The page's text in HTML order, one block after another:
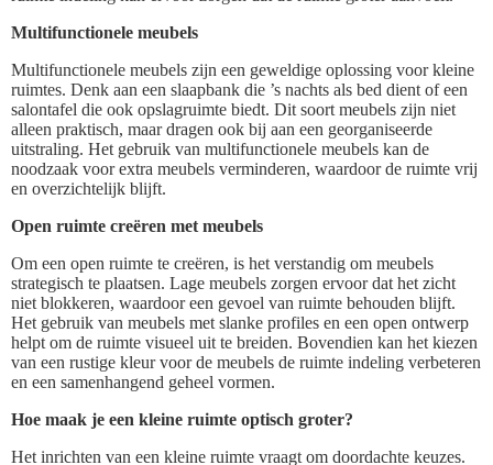
Multifunctionele meubels
Multifunctionele meubels zijn een geweldige oplossing voor kleine
ruimtes. Denk aan een slaapbank die ’s nachts als bed dient of een
salontafel die ook opslagruimte biedt. Dit soort meubels zijn niet
alleen praktisch, maar dragen ook bij aan een georganiseerde
uitstraling. Het gebruik van multifunctionele meubels kan de
noodzaak voor extra meubels verminderen, waardoor de ruimte vrij
en overzichtelijk blijft.
Open ruimte creëren met meubels
Om een open ruimte te creëren, is het verstandig om meubels
strategisch te plaatsen. Lage meubels zorgen ervoor dat het zicht
niet blokkeren, waardoor een gevoel van ruimte behouden blijft.
Het gebruik van meubels met slanke profiles en een open ontwerp
helpt om de ruimte visueel uit te breiden. Bovendien kan het kiezen
van een rustige kleur voor de meubels de ruimte indeling verbeteren
en een samenhangend geheel vormen.
Hoe maak je een kleine ruimte optisch groter?
Het inrichten van een kleine ruimte vraagt om doordachte keuzes.